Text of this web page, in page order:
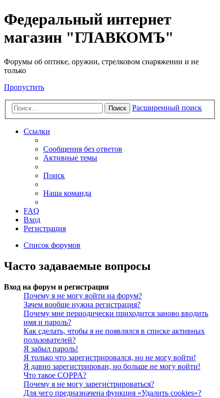
Федеральный интернет
магазин "ГЛАВКОМЪ"
Форумы об оптике, оружии, стрелковом снаряжении и не
только
Пропустить
Поиск Расширенный поиск
Ссылки
Сообщения без ответов
Активные темы
Поиск
Наша команда
FAQ
Вход
Регистрация
Список форумов
Часто задаваемые вопросы
Вход на форум и регистрация
Почему я не могу войти на форум?
Зачем вообще нужна регистрация?
Почему мне периодически приходится заново вводить
имя и пароль?
Как сделать, чтобы я не появлялся в списке активных
пользователей?
Я забыл пароль!
Я только что зарегистрировался, но не могу войти!
Я давно зарегистрирован, но больше не могу войти!
Что такое COPPA?
Почему я не могу зарегистрироваться?
Для чего предназначена функция «Удалить cookies»?